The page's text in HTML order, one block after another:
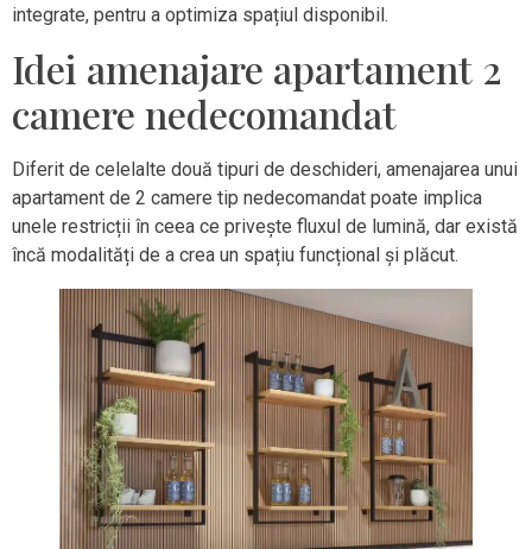
integrate, pentru a optimiza spațiul disponibil.
Idei amenajare apartament 2
camere nedecomandat
Diferit de celelalte două tipuri de deschideri, amenajarea unui
apartament de 2 camere tip nedecomandat poate implica
unele restricții în ceea ce privește fluxul de lumină, dar există
încă modalități de a crea un spațiu funcțional și plăcut.